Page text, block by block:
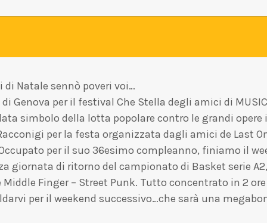
Natale sennò poveri voi…
per il festival Che Stella degli amici di MUSIC
simbolo della lotta popolare contro le grandi
per la festa organizzata dagli amici de Last
per il suo 36esimo compleanno, finiamo il
giornata di ritorno del campionato di Basket serie
Finger – Street Punk. Tutto concentrato in 2 ore
per il weekend successivo…che sarà una